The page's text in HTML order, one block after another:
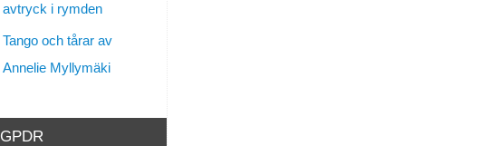
avtryck i rymden
Tango och tårar av
Annelie Myllymäki
GPDR